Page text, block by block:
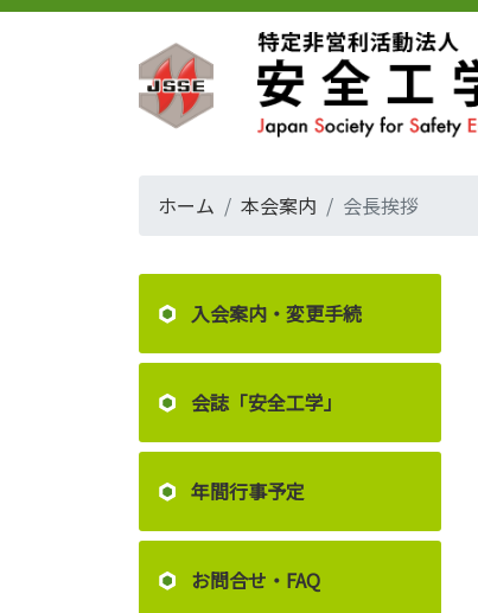
ホーム 本会案内 会長挨拶
入会案内・変更手続
会誌「安全工学」
年間行事予定
お問合せ・FAQ